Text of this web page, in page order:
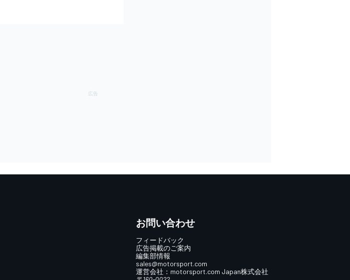
お問い合わせ
フィードバック
広告掲載のご案内
編集部情報
sales@motorsport.com
運営会社： motorsport.com Japan株式会社